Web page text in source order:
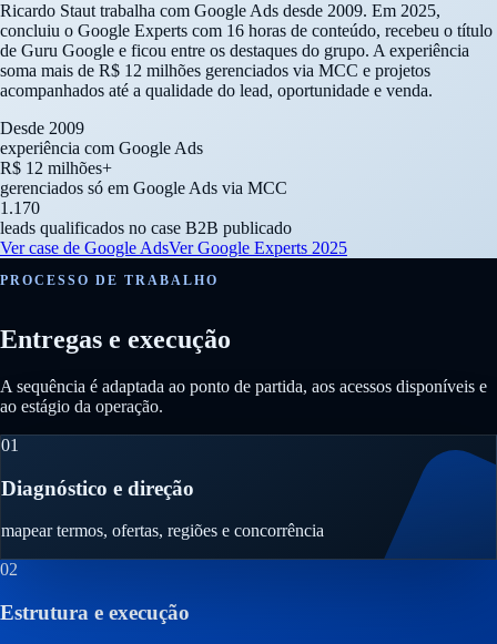
Ricardo Staut trabalha com Google Ads desde 2009. Em 2025,
concluiu o Google Experts com 16 horas de conteúdo, recebeu o título
de Guru Google e ficou entre os destaques do grupo. A experiência
soma mais de R$ 12 milhões gerenciados via MCC e projetos
acompanhados até a qualidade do lead, oportunidade e venda.
Desde 2009
experiência com Google Ads
R$ 12 milhões+
gerenciados só em Google Ads via MCC
1.170
leads qualificados no case B2B publicado
Ver case de Google AdsVer Google Experts 2025
PROCESSO DE TRABALHO
Entregas e execução
A sequência é adaptada ao ponto de partida, aos acessos disponíveis e
ao estágio da operação.
01
Diagnóstico e direção
mapear termos, ofertas, regiões e concorrência
02
Estrutura e execução